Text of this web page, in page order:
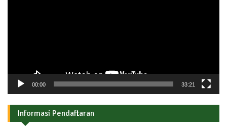
00:00 33:21
Informasi Pendaftaran